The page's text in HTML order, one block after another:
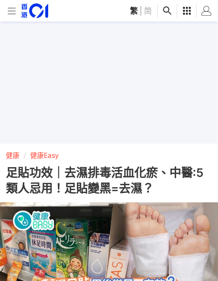
繁 简
健康 健康Easy
足貼功效｜去濕排毒活血化瘀、中醫:5
類人忌用！足貼變黑=去濕？